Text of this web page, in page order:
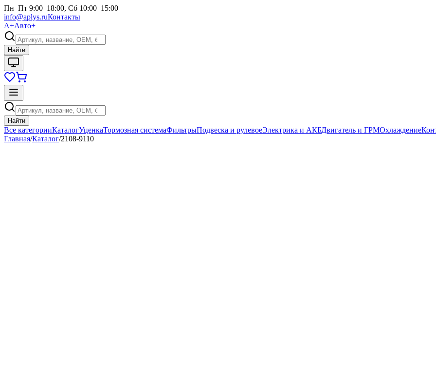
Пн–Пт 9:00–18:00, Сб 10:00–15:00
info@aplys.ruКонтакты
А+Авто+
Найти
Найти
Все категорииКаталогУценкаТормозная системаФильтрыПодвеска и рулевоеЭлектрика и АКБДвигатель и ГРМОхлаждение
Главная/Каталог/2108-9110